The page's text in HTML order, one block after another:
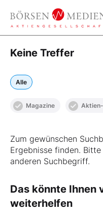
Keine Treffer
Alle
Magazine
Zum gewünschen
Ergebnisse finden.
anderen Suchbegriff.
Das könnte Ihnen
weiterhelfen